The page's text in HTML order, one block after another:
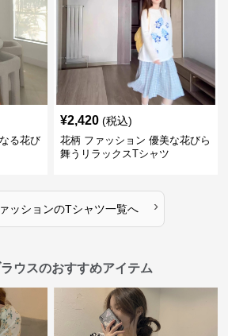
る花び
¥2,420 (税込)
花柄 ファッション 優美な花びら
舞うリラックスTシャツ
ッションのTシャツ一覧へ ›
ウスのおすすめアイテム